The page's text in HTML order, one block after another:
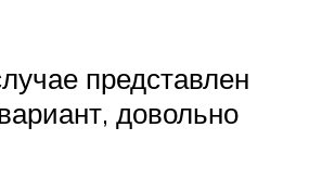
представлен
довольно